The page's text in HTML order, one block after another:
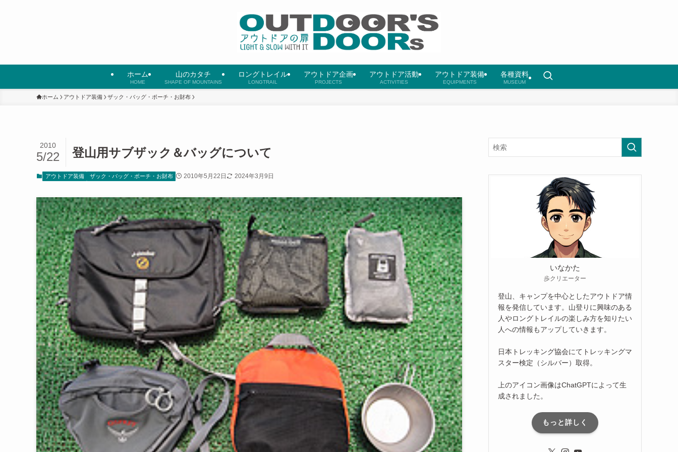
ホーム
HOME
山のカタチ
SHAPE OF MOUNTAINS
ロングトレイル
LONGTRAIL
アウトドア企画
PROJECTS
アウトドア活動
ACTIVITIES
アウトドア装備
EQUIPMENTS
各種資料
MUSEUM
ホーム アウトドア装備 ザック・バッグ・ポーチ・お財布
登山用サブザック＆バッグについて
2010
5/22
アウトドア装備 ザック・バッグ・ポーチ・お財布 2010年5月22日 2024年3月9日
いなかた
歩クリエーター
登山、キャンプを中心としたアウトドア情
報を発信しています。山登りに興味のある
人やロングトレイルの楽しみ方を知りたい
人への情報もアップしていきます。
日本トレッキング協会にてトレッキングマ
スター検定（シルバー）取得。
上のアイコン画像はChatGPTによって生
成されました。
もっと詳しく